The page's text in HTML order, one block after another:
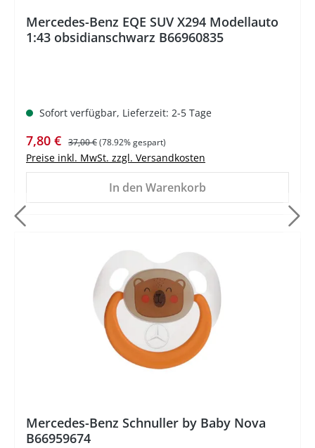
Mercedes-Benz EQE SUV X294 Modellauto
1:43 obsidianschwarz B66960835
Sofort verfügbar, Lieferzeit: 2-5 Tage
Verkaufspreis:
7,80 € Regulärer Preis:
37,00 €(78.92% gespart)
Preise inkl. MwSt. zzgl. Versandkosten
In den Warenkorb
Mercedes-Benz Schnuller by Baby Nova
B66959674